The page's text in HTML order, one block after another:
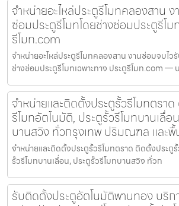
จำหน่ายอะไหล่ประตูรีโมทคลองสาน
ซ่อมประตูรีโมทโดยช่างซ่อมประตูรีโม
รีโมท.com
จำหน่ายอะไหล่ประตูรีโมทคลองสาน งานซ่อมจบไว
ช่างซ่อมประตูรีโมทเฉพาะทาง ประตูรีโมท.com —
จำหน่ายและติดตั้งประตูรั้วรีโมทตรา
รีโมทอัตโนมัติ, ประตูรั้วรีโมทบานเลื่อ
บานสวิง ทั่วกรุงเทพ ปริมณฑล และพื้
จำหน่ายและติดตั้งประตูรั้วรีโมทตราด ติดตั้งประตู
รั้วรีโมทบานเลื่อน, ประตูรั้วรีโมทบานสวิง ทั่วก
รับติดตั้งประตูอัตโนมัติพานทอง บริ